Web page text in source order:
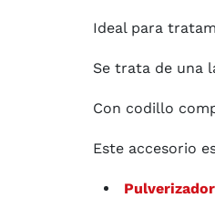
Ideal para
Se trata de una
Con codillo
Este accesorio